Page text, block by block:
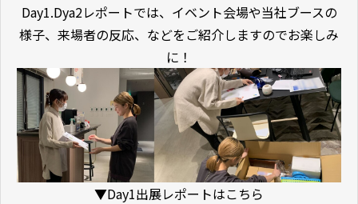
Day1.Dya2レポートでは、イベント会場や当社ブースの
様子、来場者の反応、などをご紹介しますのでお楽しみ
に！
▼Day1出展レポートはこちら